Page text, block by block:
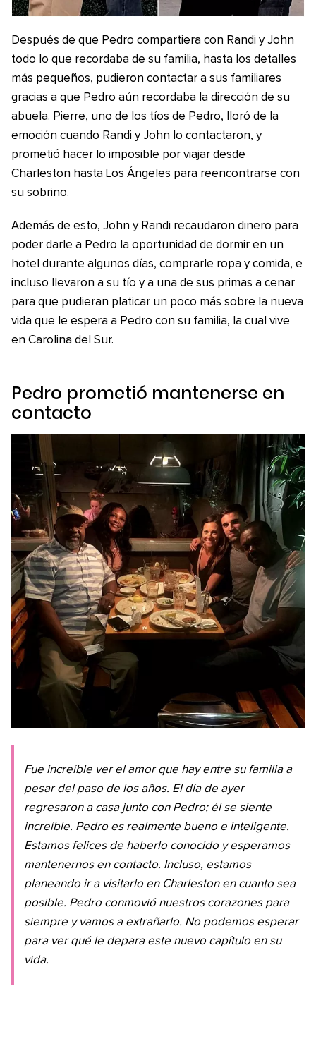
Después de que Pedro compartiera con Randi y John
todo lo que recordaba de su familia, hasta los detalles
más pequeños, pudieron contactar a sus familiares
gracias a que Pedro aún recordaba la dirección de su
abuela. Pierre, uno de los tíos de Pedro, lloró de la
emoción cuando Randi y John lo contactaron, y
prometió hacer lo imposible por viajar desde
Charleston hasta Los Ángeles para reencontrarse con
su sobrino.
Además de esto, John y Randi recaudaron dinero para
poder darle a Pedro la oportunidad de dormir en un
hotel durante algunos días, comprarle ropa y comida, e
incluso llevaron a su tío y a una de sus primas a cenar
para que pudieran platicar un poco más sobre la nueva
vida que le espera a Pedro con su familia, la cual vive
en Carolina del Sur.
Pedro prometió mantenerse en
contacto
Fue increíble ver el amor que hay entre su familia a
pesar del paso de los años. El día de ayer
regresaron a casa junto con Pedro; él se siente
increíble. Pedro es realmente bueno e inteligente.
Estamos felices de haberlo conocido y esperamos
mantenernos en contacto. Incluso, estamos
planeando ir a visitarlo en Charleston en cuanto sea
posible. Pedro conmovió nuestros corazones para
siempre y vamos a extrañarlo. No podemos esperar
para ver qué le depara este nuevo capítulo en su
vida.